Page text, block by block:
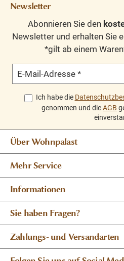
Newsletter
Abonnieren Sie den
Newsletter und erhalten Sie
*gilt ab einem
E-Mail-Adresse *
Ich habe die
genommen und dieAGB
Über Wohnpalast
Mehr Service
Informationen
Sie haben Fragen?
Zahlungs- und Versandarten